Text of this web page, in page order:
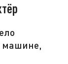
машине,